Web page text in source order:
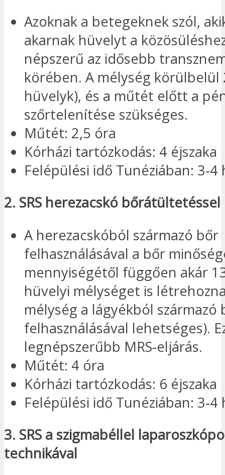
Azoknak a betegeknek szól,
akarnak hüvelyt a
népszerű az idősebb
körében. A mélység körülbelül
hüvelyk), és a műtét előtt a
szőrtelenítése szükséges.
Műtét: 2,5 óra
Kórházi tartózkodás: 4 éjszaka
Felépülési idő Tunéziában: 3-4
2. SRS herezacskó bőrátültetéssel
A herezacskóból származó bőr
felhasználásával a bőr
mennyiségétől függően akár
hüvelyi mélységet is
mélység a lágyékból származó
felhasználásával lehetséges).
legnépszerűbb MRS-eljárás.
Műtét: 4 óra
Kórházi tartózkodás: 6 éjszaka
Felépülési idő Tunéziában: 3-4
3. SRS a szigmabéllel
technikával